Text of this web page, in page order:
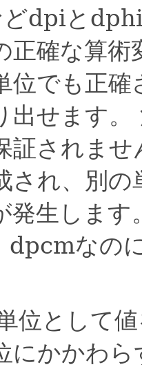
dpiと
正確な算
位でも正
せます。
証されませ
され、別
発生しま
なの
位として
にかかわ